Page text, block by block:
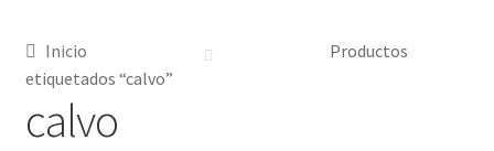
Inicio
Productos
etiquetados “calvo”
calvo